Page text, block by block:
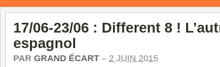
17/06-23/06 : Different 8 !
espagnol
PAR GRAND ÉCART – 2 JUIN 2015